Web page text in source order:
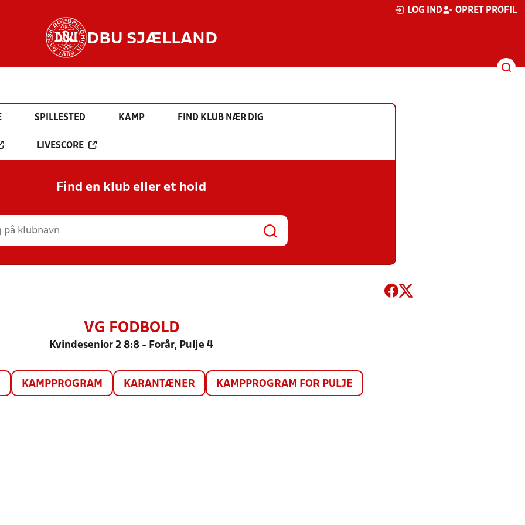
LOG IND OPRET PROFIL
DBU SJÆLLAND
SPILLESTED KAMP FIND KLUB NÆR DIG
LIVESCORE
Find en klub eller et hold
VG FODBOLD
Kvindesenior 2 8:8 - Forår, Pulje 4
KAMPPROGRAM KARANTÆNER KAMPPROGRAM FOR PULJE